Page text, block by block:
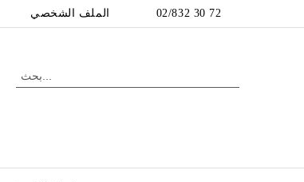
الملف الشخصي 02/832 30 72